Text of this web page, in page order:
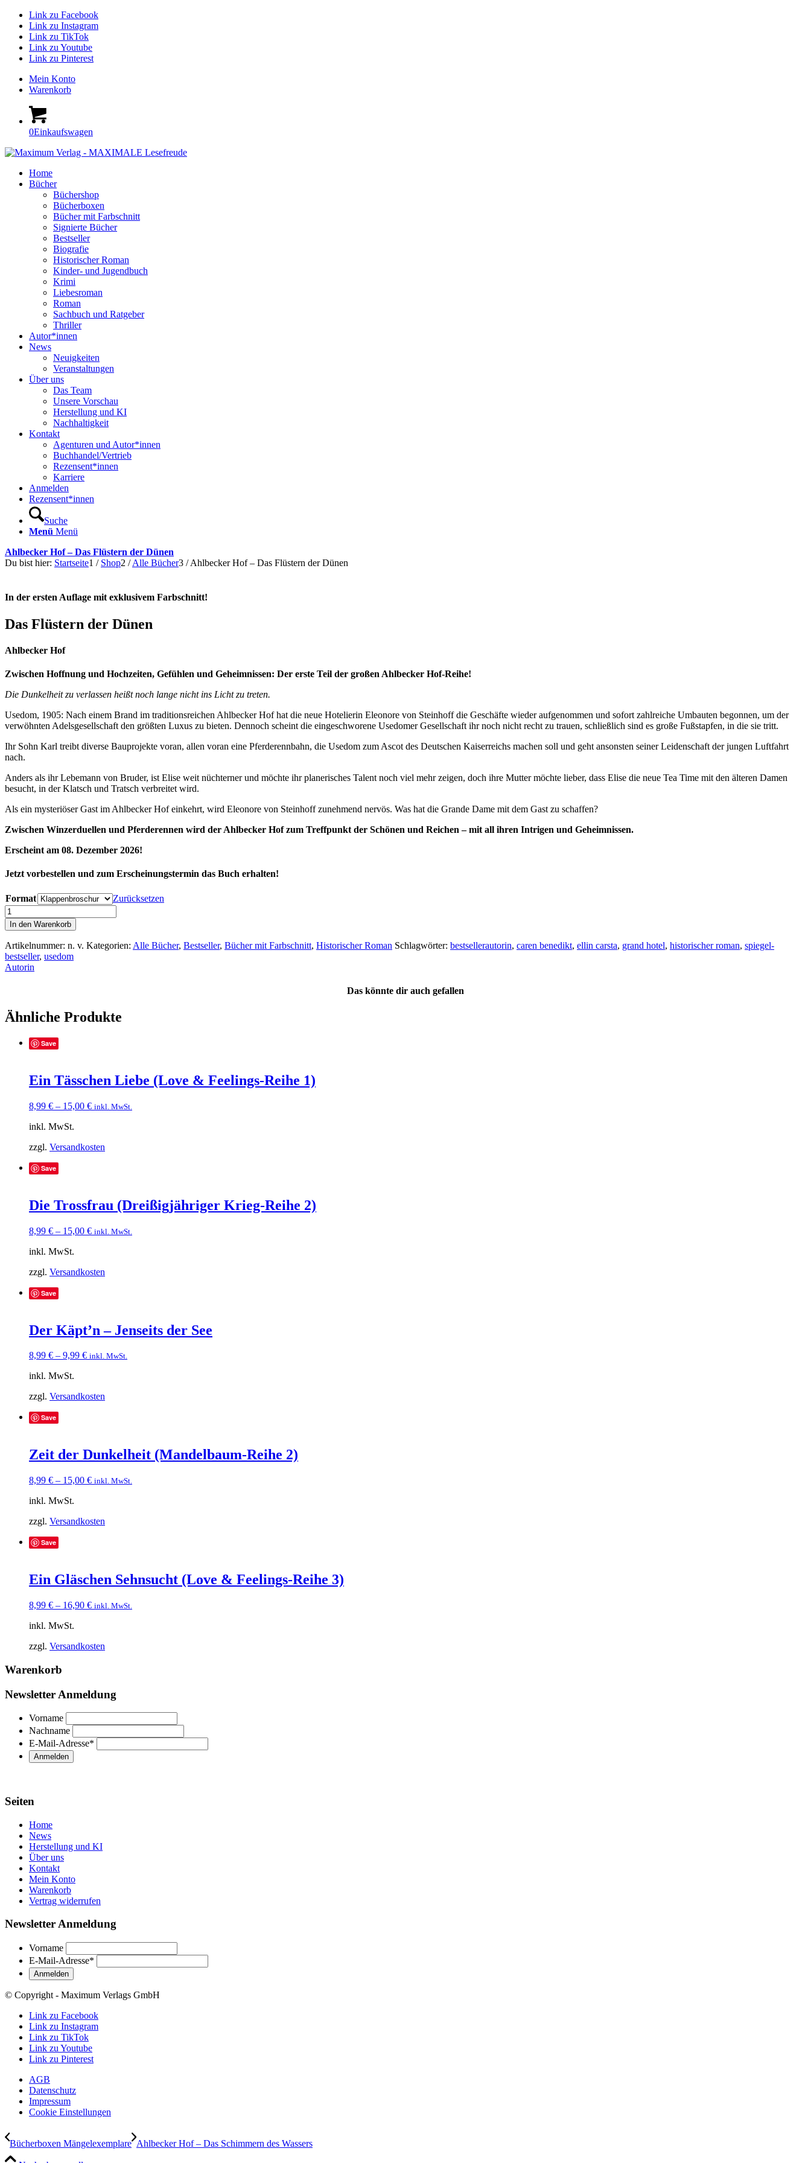
Link zu Facebook
Link zu Instagram
Link zu TikTok
Link zu Youtube
Link zu Pinterest
Mein Konto
Warenkorb
0Einkaufswagen
Home
Bücher
Büchershop
Bücherboxen
Bücher mit Farbschnitt
Signierte Bücher
Bestseller
Biografie
Historischer Roman
Kinder- und Jugendbuch
Krimi
Liebesroman
Roman
Sachbuch und Ratgeber
Thriller
Autor*innen
News
Neuigkeiten
Veranstaltungen
Über uns
Das Team
Unsere Vorschau
Herstellung und KI
Nachhaltigkeit
Kontakt
Agenturen und Autor*innen
Buchhandel/Vertrieb
Rezensent*innen
Karriere
Anmelden
Rezensent*innen
Suche
Menü Menü
Ahlbecker Hof – Das Flüstern der Dünen
Du bist hier: Startseite1 / Shop2 / Alle Bücher3 / Ahlbecker Hof – Das Flüstern der Dünen
In der ersten Auflage mit exklusivem Farbschnitt!
Das Flüstern der Dünen
Ahlbecker Hof
Zwischen Hoffnung und Hochzeiten, Gefühlen und Geheimnissen: Der erste Teil der großen Ahlbecker Hof-Reihe!
Die Dunkelheit zu verlassen heißt noch lange nicht ins Licht zu treten.
Usedom, 1905: Nach einem Brand im traditionsreichen Ahlbecker Hof hat die neue Hotelierin Eleonore von Steinhoff die Geschäfte wieder aufgenommen und sofort zahlreiche Umbauten begonnen, um der
verwöhnten Adelsgesellschaft den größten Luxus zu bieten. Dennoch scheint die eingeschworene Usedomer Gesellschaft ihr noch nicht recht zu trauen, schließlich sind es große Fußstapfen, in die sie tritt.
Ihr Sohn Karl treibt diverse Bauprojekte voran, allen voran eine Pferderennbahn, die Usedom zum Ascot des Deutschen Kaiserreichs machen soll und geht ansonsten seiner Leidenschaft der jungen Luftfahrt
nach.
Anders als ihr Lebemann von Bruder, ist Elise weit nüchterner und möchte ihr planerisches Talent noch viel mehr zeigen, doch ihre Mutter möchte lieber, dass Elise die neue Tea Time mit den älteren Damen
besucht, in der Klatsch und Tratsch verbreitet wird.
Als ein mysteriöser Gast im Ahlbecker Hof einkehrt, wird Eleonore von Steinhoff zunehmend nervös. Was hat die Grande Dame mit dem Gast zu schaffen?
Zwischen Winzerduellen und Pferderennen wird der Ahlbecker Hof zum Treffpunkt der Schönen und Reichen – mit all ihren Intrigen und Geheimnissen.
Erscheint am 08. Dezember 2026!
Jetzt vorbestellen und zum Erscheinungstermin das Buch erhalten!
Format
Zurücksetzen
Ahlbecker
Hof
–
Das
Flüstern
der
Dünen
In den Warenkorb
Artikelnummer: n. v. Kategorien: Alle Bücher, Bestseller, Bücher mit Farbschnitt, Historischer Roman Schlagwörter: bestsellerautorin, caren benedikt, ellin carsta, grand hotel, historischer roman, spiegel-
bestseller, usedom
Autorin
Das könnte dir auch gefallen
Ähnliche Produkte
Save
Ein Tässchen Liebe (Love & Feelings-Reihe 1)
8,99 € – 15,00 € inkl. MwSt.
inkl. MwSt.
zzgl. Versandkosten
Save
Die Trossfrau (Dreißigjähriger Krieg-Reihe 2)
8,99 € – 15,00 € inkl. MwSt.
inkl. MwSt.
zzgl. Versandkosten
Save
Der Käpt’n – Jenseits der See
8,99 € – 9,99 € inkl. MwSt.
inkl. MwSt.
zzgl. Versandkosten
Save
Zeit der Dunkelheit (Mandelbaum-Reihe 2)
8,99 € – 15,00 € inkl. MwSt.
inkl. MwSt.
zzgl. Versandkosten
Save
Ein Gläschen Sehnsucht (Love & Feelings-Reihe 3)
8,99 € – 16,90 € inkl. MwSt.
inkl. MwSt.
zzgl. Versandkosten
Warenkorb
Newsletter Anmeldung
Vorname
Nachname
E-Mail-Adresse*
Seiten
Home
News
Herstellung und KI
Über uns
Kontakt
Mein Konto
Warenkorb
Vertrag widerrufen
Newsletter Anmeldung
Vorname
E-Mail-Adresse*
© Copyright - Maximum Verlags GmbH
Link zu Facebook
Link zu Instagram
Link zu TikTok
Link zu Youtube
Link zu Pinterest
AGB
Datenschutz
Impressum
Cookie Einstellungen
Bücherboxen Mängelexemplare Ahlbecker Hof – Das Schimmern des Wassers